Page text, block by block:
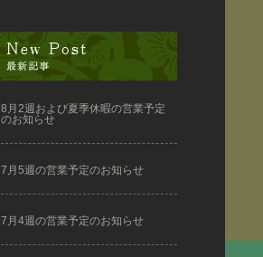
8月2週および夏季休暇の営業予定
のお知らせ
7月5週の営業予定のお知らせ
7月4週の営業予定のお知らせ